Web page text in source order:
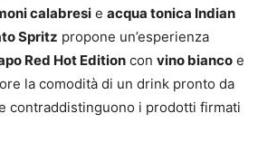
calabresi e acqua tonica Indian
Spritz propone un’esperienza
Red Hot Edition con vino bianco e
la comodità di un drink pronto da
contraddistinguono i prodotti firmati